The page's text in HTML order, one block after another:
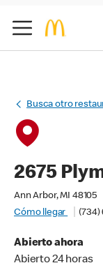
Busca otro
2675
Ann Arbor, MI 48105
Cómo llegar
(734)
Abierto ahora
Abierto 24 horas